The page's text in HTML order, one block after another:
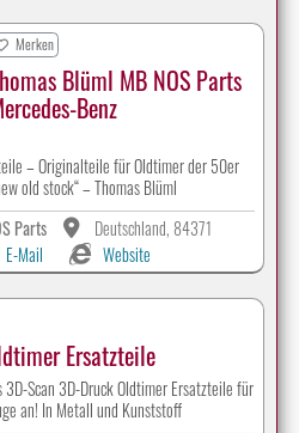
Merken
Blüml MB NOS Parts
Benz
– Originalteile für Oldtimer der 50er
old stock“ – Thomas Blüml
Parts
Deutschland, 84371
E-Mail Website
Ersatzteile
Scan 3D-Druck Oldtimer Ersatzteile für
an! In Metall und Kunststoff